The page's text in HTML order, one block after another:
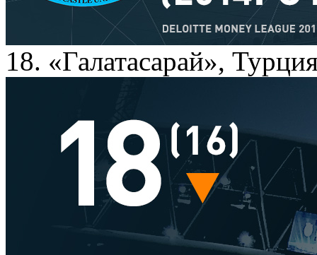
18. «Галатасарай»,